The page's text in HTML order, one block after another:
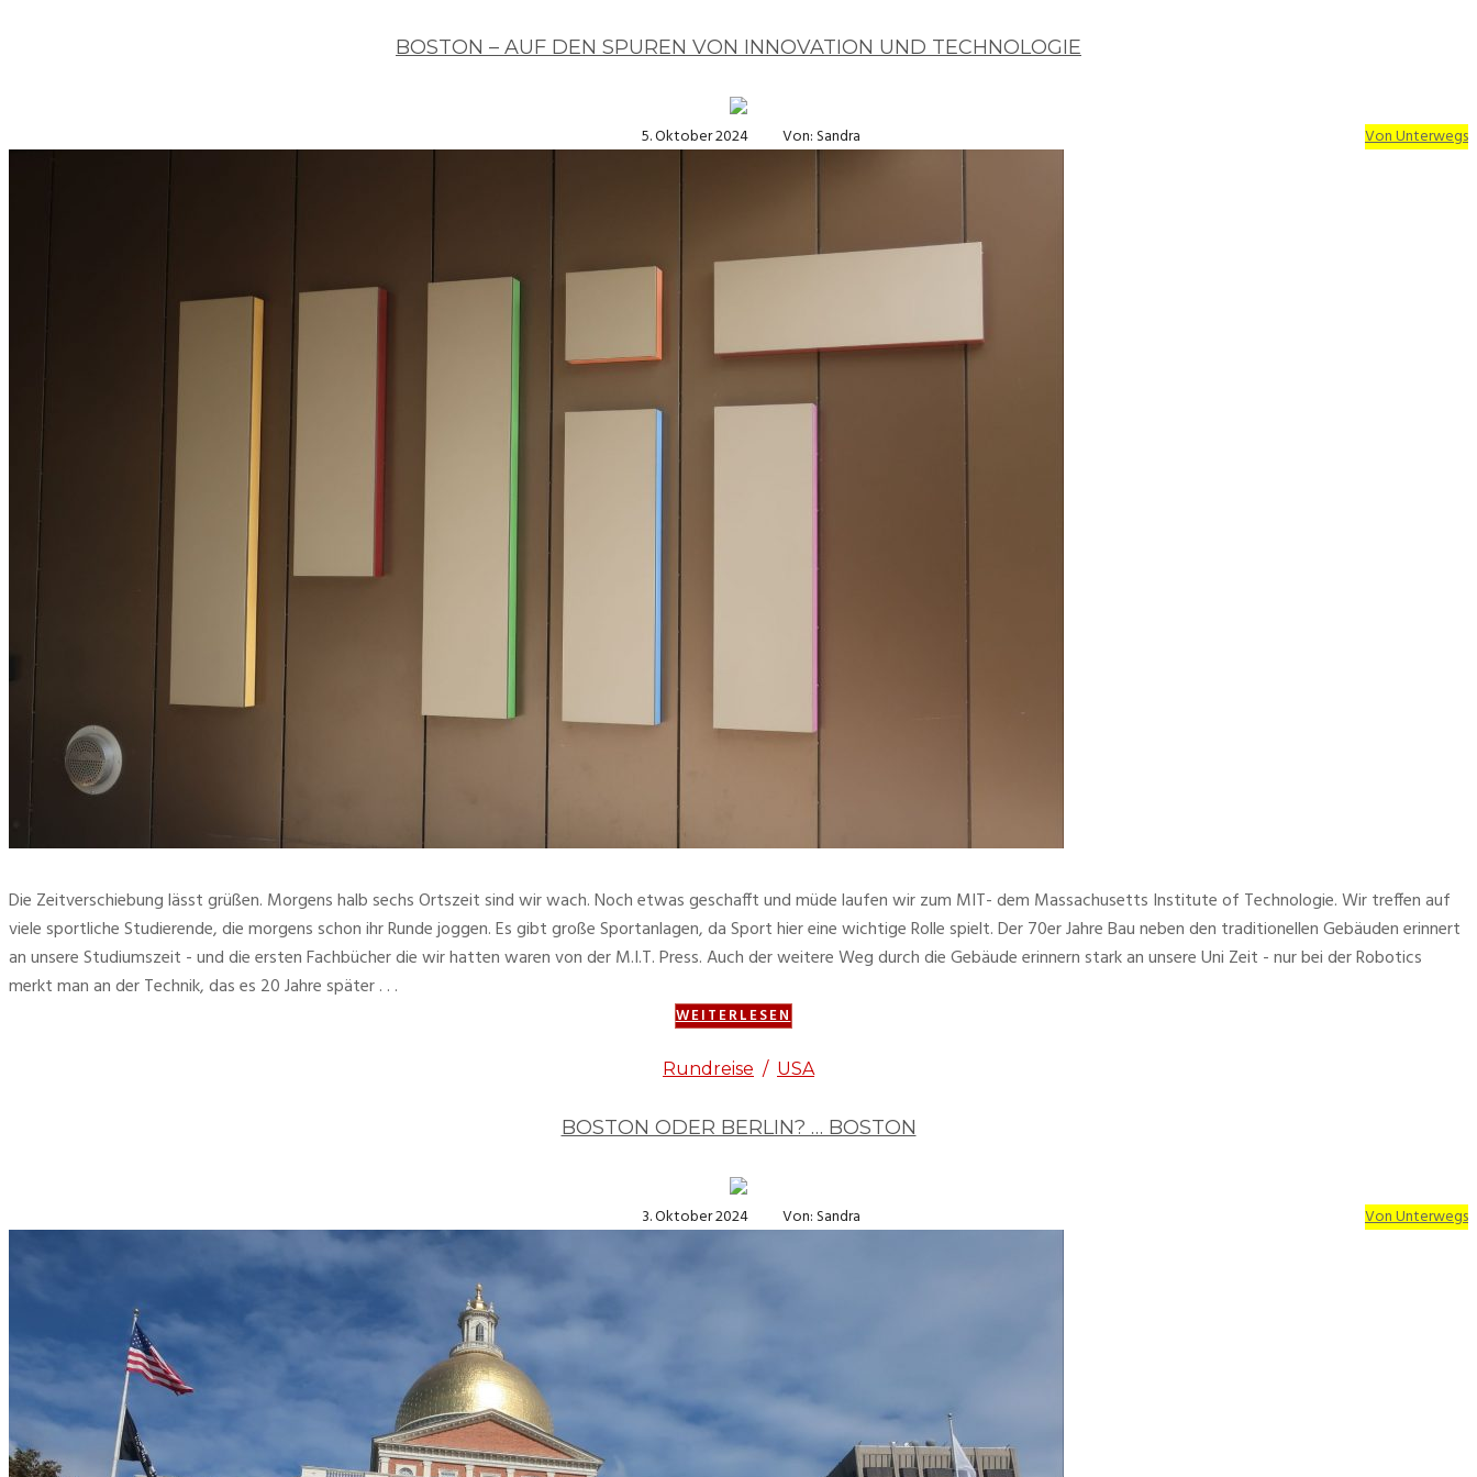
BOSTON – AUF DEN SPUREN VON INNOVATION UND TECHNOLOGIE
5. Oktober 2024 Von: Sandra Von Unterwegs
Die Zeitverschiebung lässt grüßen. Morgens halb sechs Ortszeit sind wir wach. Noch etwas geschafft und müde laufen wir zum MIT- dem Massachusetts Institute of Technologie. Wir treffen auf
viele sportliche Studierende, die morgens schon ihr Runde joggen. Es gibt große Sportanlagen, da Sport hier eine wichtige Rolle spielt. Der 70er Jahre Bau neben den traditionellen Gebäuden erinnert
an unsere Studiumszeit - und die ersten Fachbücher die wir hatten waren von der M.I.T. Press. Auch der weitere Weg durch die Gebäude erinnern stark an unsere Uni Zeit - nur bei der Robotics
merkt man an der Technik, das es 20 Jahre später . . .
WEITERLESEN
Rundreise / USA
BOSTON ODER BERLIN? … BOSTON
3. Oktober 2024 Von: Sandra Von Unterwegs